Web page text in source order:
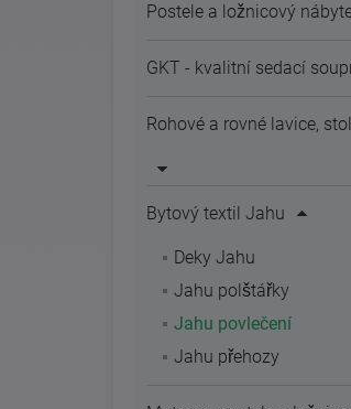
Postele a ložnicový
GKT - kvalitní sedací
Rohové a rovné lavice,
Bytový textil Jahu
Deky Jahu
Jahu polštářky
Jahu povlečení
Jahu přehozy